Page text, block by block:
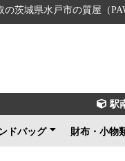
市の質屋（PAWN
駅
ドバッグ 財布・小物